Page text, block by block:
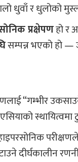
धुवाँ र धुलोको
प्रक्षेपणहो र
सम्पन्न भएको हो
“गम्भीर
दीर्घकालीन